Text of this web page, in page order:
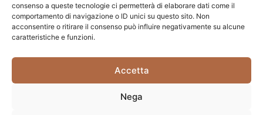
consenso a queste tecnologie ci permetterà di elaborare dati come il
comportamento di navigazione o ID unici su questo sito. Non
acconsentire o ritirare il consenso può influire negativamente su alcune
caratteristiche e funzioni.
Accetta
Nega
ISCRIVITI ALLA NEWSLETTER
Carpediem di Traversa Monia | P.IVA: 03415840408 | REA: